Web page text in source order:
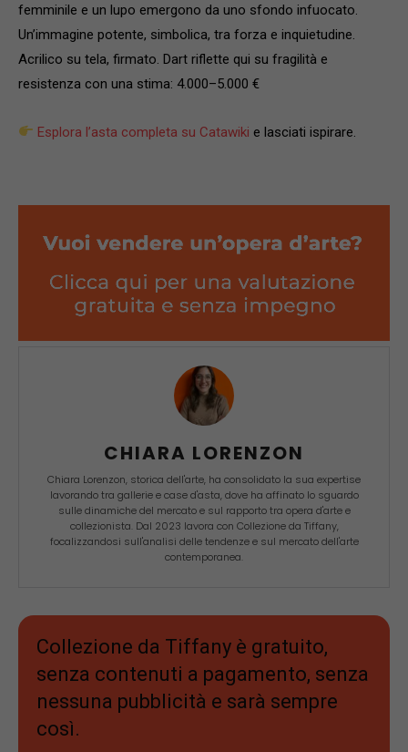
femminile e un lupo emergono da uno sfondo infuocato.
Un’immagine potente, simbolica, tra forza e inquietudine.
Acrilico su tela, firmato. Dart riflette qui su fragilità e
resistenza con una stima: 4.000–5.000 €
Esplora l’asta completa su Catawiki e lasciati ispirare.
CHIARA LORENZON
Chiara Lorenzon, storica dell'arte, ha consolidato la sua expertise
lavorando tra gallerie e case d'asta, dove ha affinato lo sguardo
sulle dinamiche del mercato e sul rapporto tra opera d'arte e
collezionista. Dal 2023 lavora con Collezione da Tiffany,
focalizzandosi sull'analisi delle tendenze e sul mercato dell'arte
contemporanea.
Collezione da Tiffany è gratuito,
senza contenuti a pagamento, senza
nessuna pubblicità e sarà sempre
così.